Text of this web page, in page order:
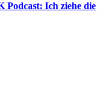
Podcast: Ich ziehe die